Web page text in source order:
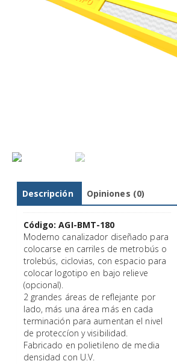
Descripción Opiniones (0)
Código: AGI-BMT-180
Moderno canalizador diseñado para
colocarse en carriles de metrobús o
trolebús, ciclovias, con espacio para
colocar logotipo en bajo relieve
(opcional).
2 grandes áreas de reflejante por
lado, más una área más en cada
terminación para aumentan el nivel
de proteccíon y visibilidad.
Fabricado en polietileno de media
densidad con U.V.